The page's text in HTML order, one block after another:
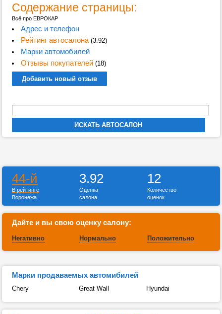
Содержание страницы:
Всё про ЕВРОКАР
Адрес и телефон
Рейтинг автосалона(3.92)
Марки автомобилей
Отзывы покупателей(18)
Добавить новый отзыв
44-й
В рейтинге
Воронежа
3.92
Оценка
салона
12
Количество
оценок
Дайте и вы свою оценку салону:
Негативно Нормально Положительно
Марки продаваемых автомибилей
Chery Great Wall Hyundai